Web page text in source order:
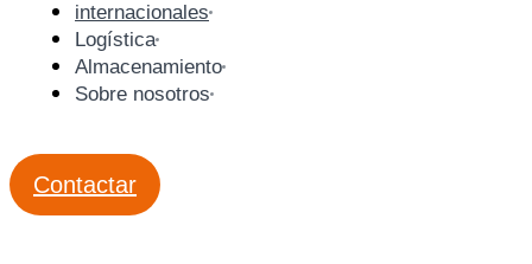
internacionales
Logística
Almacenamiento
Sobre nosotros
Contactar